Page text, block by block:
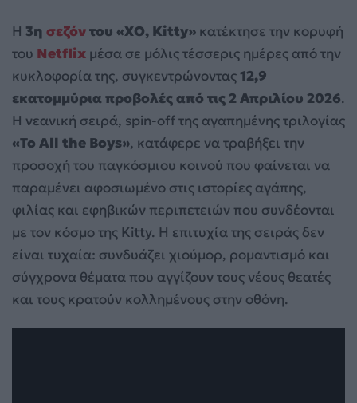
Η 3η σεζόντου «XO, Kitty» κατέκτησε την κορυφή
του Netflix μέσα σε μόλις τέσσερις ημέρες από την
κυκλοφορία της, συγκεντρώνοντας12,9
εκατομμύρια προβολές από τις 2 Απριλίου 2026.
Η νεανική σειρά, spin-off της αγαπημένης τριλογίας
«To All the Boys», κατάφερε να τραβήξει την
προσοχή του παγκόσμιου κοινού που φαίνεται να
παραμένει αφοσιωμένο στις ιστορίες αγάπης,
φιλίας και εφηβικών περιπετειών που συνδέονται
με τον κόσμο της Kitty. Η επιτυχία της σειράς δεν
είναι τυχαία: συνδυάζει χιούμορ, ρομαντισμό και
σύγχρονα θέματα που αγγίζουν τους νέους θεατές
και τους κρατούν κολλημένους στην οθόνη.